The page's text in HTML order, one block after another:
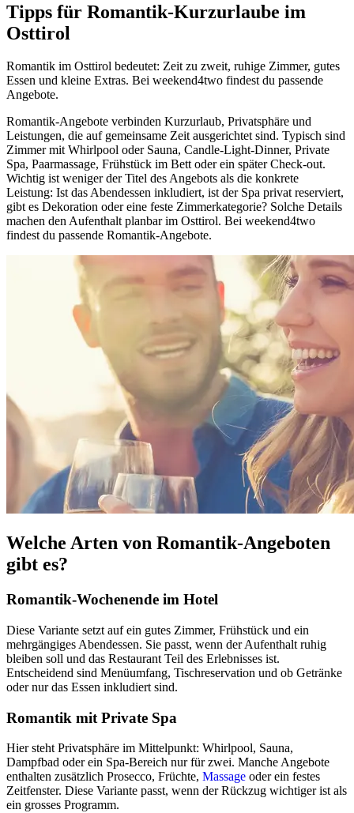
Tipps für Romantik-Kurzurlaube im
Osttirol
Romantik im Osttirol bedeutet: Zeit zu zweit, ruhige Zimmer, gutes
Essen und kleine Extras. Bei weekend4two findest du passende
Angebote.
Romantik-Angebote verbinden Kurzurlaub, Privatsphäre und
Leistungen, die auf gemeinsame Zeit ausgerichtet sind. Typisch sind
Zimmer mit Whirlpool oder Sauna, Candle-Light-Dinner, Private
Spa, Paarmassage, Frühstück im Bett oder ein später Check-out.
Wichtig ist weniger der Titel des Angebots als die konkrete
Leistung: Ist das Abendessen inkludiert, ist der Spa privat reserviert,
gibt es Dekoration oder eine feste Zimmerkategorie? Solche Details
machen den Aufenthalt planbar im Osttirol. Bei weekend4two
findest du passende Romantik-Angebote.
Welche Arten von Romantik-Angeboten
gibt es?
Romantik-Wochenende im Hotel
Diese Variante setzt auf ein gutes Zimmer, Frühstück und ein
mehrgängiges Abendessen. Sie passt, wenn der Aufenthalt ruhig
bleiben soll und das Restaurant Teil des Erlebnisses ist.
Entscheidend sind Menüumfang, Tischreservation und ob Getränke
oder nur das Essen inkludiert sind.
Romantik mit Private Spa
Hier steht Privatsphäre im Mittelpunkt: Whirlpool, Sauna,
Dampfbad oder ein Spa-Bereich nur für zwei. Manche Angebote
enthalten zusätzlich Prosecco, Früchte, Massage oder ein festes
Zeitfenster. Diese Variante passt, wenn der Rückzug wichtiger ist als
ein grosses Programm.